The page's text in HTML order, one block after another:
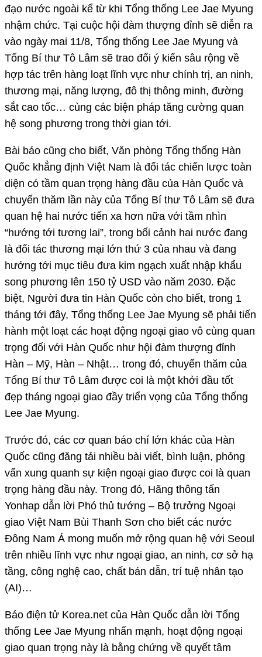
đạo nước ngoài kể từ khi Tổng thống Lee Jae Myung
nhậm chức. Tại cuộc hội đàm thượng đỉnh sẽ diễn ra
vào ngày mai 11/8, Tổng thống Lee Jae Myung và
Tổng Bí thư Tô Lâm sẽ trao đổi ý kiến sâu rộng về
hợp tác trên hàng loạt lĩnh vực như chính trị, an ninh,
thương mại, năng lượng, đô thị thông minh, đường
sắt cao tốc… cùng các biện pháp tăng cường quan
hệ song phương trong thời gian tới.
Bài báo cũng cho biết, Văn phòng Tổng thống Hàn
Quốc khẳng định Việt Nam là đối tác chiến lược toàn
diện có tầm quan trọng hàng đầu của Hàn Quốc và
chuyến thăm lần này của Tổng Bí thư Tô Lâm sẽ đưa
quan hệ hai nước tiến xa hơn nữa với tầm nhìn
“hướng tới tương lai”, trong bối cảnh hai nước đang
là đối tác thương mại lớn thứ 3 của nhau và đang
hướng tới mục tiêu đưa kim ngạch xuất nhập khẩu
song phương lên 150 tỷ USD vào năm 2030. Đặc
biệt, Người đưa tin Hàn Quốc còn cho biết, trong 1
tháng tới đây, Tổng thống Lee Jae Myung sẽ phải tiến
hành một loạt các hoạt động ngoại giao vô cùng quan
trọng đối với Hàn Quốc như hội đàm thượng đỉnh
Hàn – Mỹ, Hàn – Nhật… trong đó, chuyến thăm của
Tổng Bí thư Tô Lâm được coi là một khởi đầu tốt
đẹp tháng ngoại giao đầy triển vọng của Tổng thống
Lee Jae Myung.
Trước đó, các cơ quan báo chí lớn khác của Hàn
Quốc cũng đăng tải nhiều bài viết, bình luận, phỏng
vấn xung quanh sự kiện ngoại giao được coi là quan
trọng hàng đầu này. Trong đó, Hãng thông tấn
Yonhap dẫn lời Phó thủ tướng – Bộ trưởng Ngoại
giao Việt Nam Bùi Thanh Sơn cho biết các nước
Đông Nam Á mong muốn mở rộng quan hệ với Seoul
trên nhiều lĩnh vực như ngoại giao, an ninh, cơ sở hạ
tầng, công nghệ cao, chất bán dẫn, trí tuệ nhân tạo
(AI)…
Báo điện tử Korea.net của Hàn Quốc dẫn lời Tổng
thống Lee Jae Myung nhấn mạnh, hoạt động ngoại
giao quan trọng này là bằng chứng về quyết tâm